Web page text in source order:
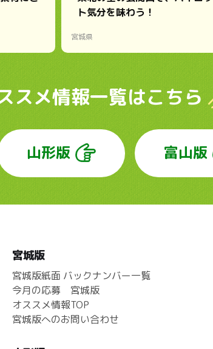
ト気分を味わう！
宮城県
スメ情報一覧はこちら
山形版 富山版
宮城版
宮城版紙面 バックナンバー一覧
今月の応募 宮城版
オススメ情報TOP
宮城版へのお問い合わせ